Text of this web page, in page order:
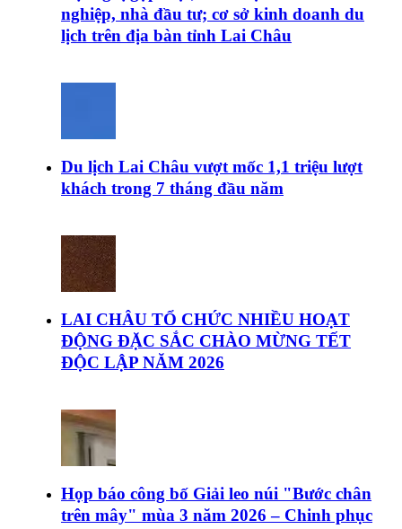
nghiệp, nhà đầu tư; cơ sở kinh doanh du
lịch trên địa bàn tỉnh Lai Châu
Du lịch Lai Châu vượt mốc 1,1 triệu lượt
khách trong 7 tháng đầu năm
LAI CHÂU TỔ CHỨC NHIỀU HOẠT
ĐỘNG ĐẶC SẮC CHÀO MỪNG TẾT
ĐỘC LẬP NĂM 2026
Họp báo công bố Giải leo núi "Bước chân
trên mây" mùa 3 năm 2026 – Chinh phục